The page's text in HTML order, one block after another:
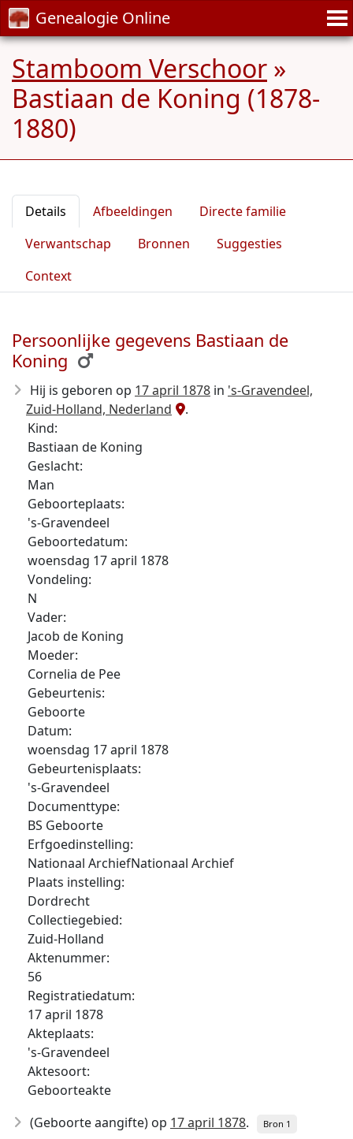
Genealogie Online
Stamboom Verschoor »
Bastiaan de Koning (1878-
1880)
Details Afbeeldingen
Directe familie
Verwantschap
Bronnen
Suggesties
Context
Persoonlijke gegevens Bastiaan de
Koning
Hij is geboren op 17 april 1878 in 's-Gravendeel,
Zuid-Holland, Nederland
.
Kind:
Bastiaan de Koning
Geslacht:
Man
Geboorteplaats:
's-Gravendeel
Geboortedatum:
woensdag 17 april 1878
Vondeling:
N
Vader:
Jacob de Koning
Moeder:
Cornelia de Pee
Gebeurtenis:
Geboorte
Datum:
woensdag 17 april 1878
Gebeurtenisplaats:
's-Gravendeel
Documenttype:
BS Geboorte
Erfgoedinstelling:
Nationaal ArchiefNationaal Archief
Plaats instelling:
Dordrecht
Collectiegebied:
Zuid-Holland
Aktenummer:
56
Registratiedatum:
17 april 1878
Akteplaats:
's-Gravendeel
Aktesoort:
Geboorteakte
(Geboorte aangifte) op 17 april 1878. Bron 1